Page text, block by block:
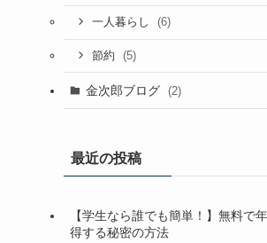
一人暮らし (6)
節約 (5)
金次郎ブログ (2)
最近の投稿
【学生なら誰でも簡単！】無料で
得する秘密の方法